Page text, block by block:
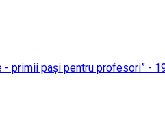
primii pași pentru profesori” -